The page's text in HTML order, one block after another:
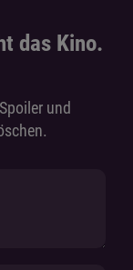
das Kino.
und